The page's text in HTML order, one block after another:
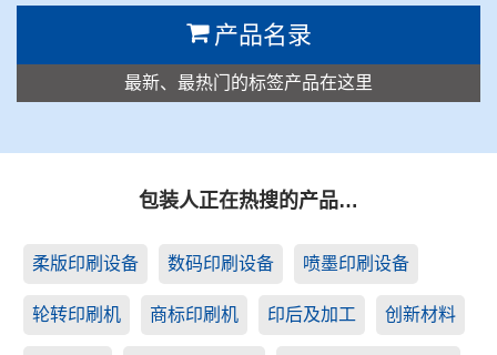
产品名录
最新、最热门的标签产品在这里
包装人正在热搜的产品…
柔版印刷设备 数码印刷设备 喷墨印刷设备
轮转印刷机 商标印刷机 印后及加工 创新材料